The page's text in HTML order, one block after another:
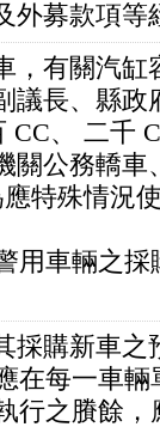
外募款項
，有關汽缸
議長、縣
、 二千
關公務轎
特殊情況
車輛之採
採購新車
每一車輛
行之賸餘，